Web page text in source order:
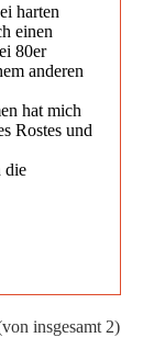
harten
einen
80er
anderen
hat mich
Rostes und
die
insgesamt 2)